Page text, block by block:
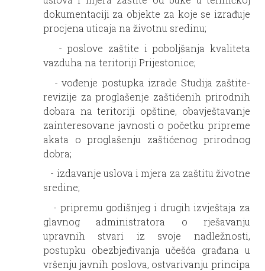
dokumentaciji za objekte za koje se izrađuje
procjena uticaja na životnu sredinu;
- poslove zaštite i poboljšanja kvaliteta
vazduha na teritoriji Prijestonice;
- vođenje postupka izrade Studija zaštite-
revizije za proglašenje zaštićenih prirodnih
dobara na teritoriji opštine, obavještavanje
zainteresovane javnosti o početku pripreme
akata o proglašenju zaštićenog prirodnog
dobra;
- izdavanje uslova i mjera za zaštitu životne
sredine;
- pripremu godišnjeg i drugih izvještaja za
glavnog administratora o rješavanju
upravnih stvari iz svoje nadležnosti,
postupku obezbjeđivanja učešća građana u
vršenju javnih poslova, ostvarivanju principa